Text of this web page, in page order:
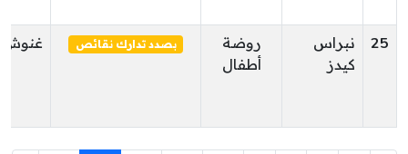
25
نبراس
كيدز
روضة
أطفال
بصدد تدارك نقائص غنوش